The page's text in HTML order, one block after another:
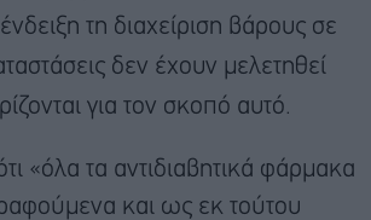
τη διαχείριση βάρους σε
δεν έχουν μελετηθεί
για τον σκοπό αυτό.
«όλα τα αντιδιαβητικά φάρμακα
και ως εκ τούτου